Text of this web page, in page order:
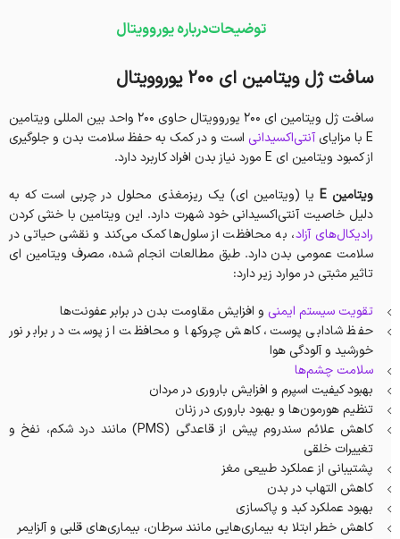
توضیحاتدرباره یوروویتال
سافت ژل ویتامین ای 200 یوروویتال
سافت ژل ویتامین ای 200 یوروویتال حاوی 200 واحد بین المللی ویتامین
E با مزایای
آنتی‌اکسیدانی است و در کمک به حفظ سلامت بدن و جلوگیری
از کمبود ویتامین ای E مورد نیاز بدن افراد کاربرد دارد.
ویتامین E
یا (ویتامین ای) یک ریزمغذی‌ محلول در چربی است که به
دلیل خاصیت آنتی‌اکسیدانی خود شهرت دارد. این ویتامین با خنثی کردن
رادیکال‌های آزاد، به محافظت از سلول‌ها کمک می‌کند و نقشی حیاتی در
سلامت عمومی بدن دارد. طبق مطالعات انجام شده، مصرف ویتامین ای
تاثیر مثبتی در موارد زیر دارد:
تقویت سیستم ایمنی و افزایش مقاومت بدن در برابر عفونت‌ها
حفظ شادابی پوست، کاهش چروکها و محافظت از پوست در برابر نور
خورشید و آلودگی هوا
سلامت چشم‌ها
بهبود کیفیت اسپرم و افزایش باروری در مردان
تنظیم هورمون‌ها و بهبود باروری در زنان
کاهش علائم سندروم پیش از قاعدگی (PMS) مانند درد شکم، نفخ و
تغییرات خلقی
پشتیبانی از عملکرد طبیعی مغز
کاهش التهاب در بدن
بهبود عملکرد کبد و پاکسازی
کاهش خطر ابتلا به بیماری‌هایی مانند سرطان، بیماری‌های قلبی و آلزایمر